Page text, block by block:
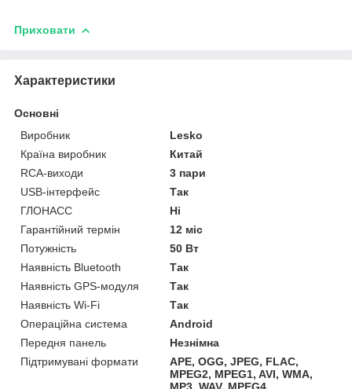
Приховати
Характеристики
Основні
Виробник
Lesko
Країна виробник
Китай
RCA-виходи
3 пари
USB-інтерфейс
Так
ГЛОНАСС
Ні
Гарантійний термін
12 міс
Потужність
50 Вт
Наявність Bluetooth
Так
Наявність GPS-модуля
Так
Наявність Wi-Fi
Так
Операційна система
Android
Передня панель
Незнімна
Підтримувані формати
APE, OGG, JPEG, FLAC,
MPEG2, MPEG1, AVI, WMA,